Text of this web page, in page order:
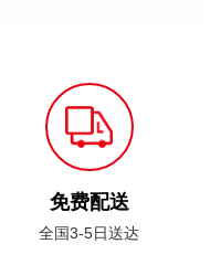
免费配送
全国3-5日送达